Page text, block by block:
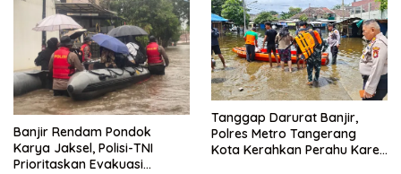
Banjir Rendam Pondok
Karya Jaksel, Polisi-TNI
Prioritaskan Evakuasi
Tanggap Darurat Banjir,
Polres Metro Tangerang
Kota Kerahkan Perahu Karet